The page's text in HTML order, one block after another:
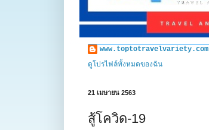
www.toptotravelvariety.com
ดูโปรไฟล์ทั้งหมดของฉัน
21 เมษายน 2563
สู้โควิด-19